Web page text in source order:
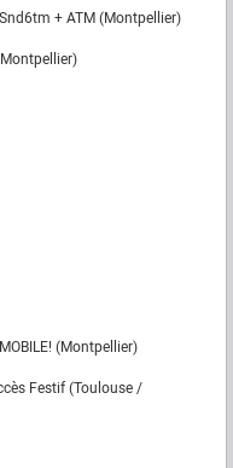
+ ATM (Montpellier)
(Montpellier)
Festif (Toulouse /